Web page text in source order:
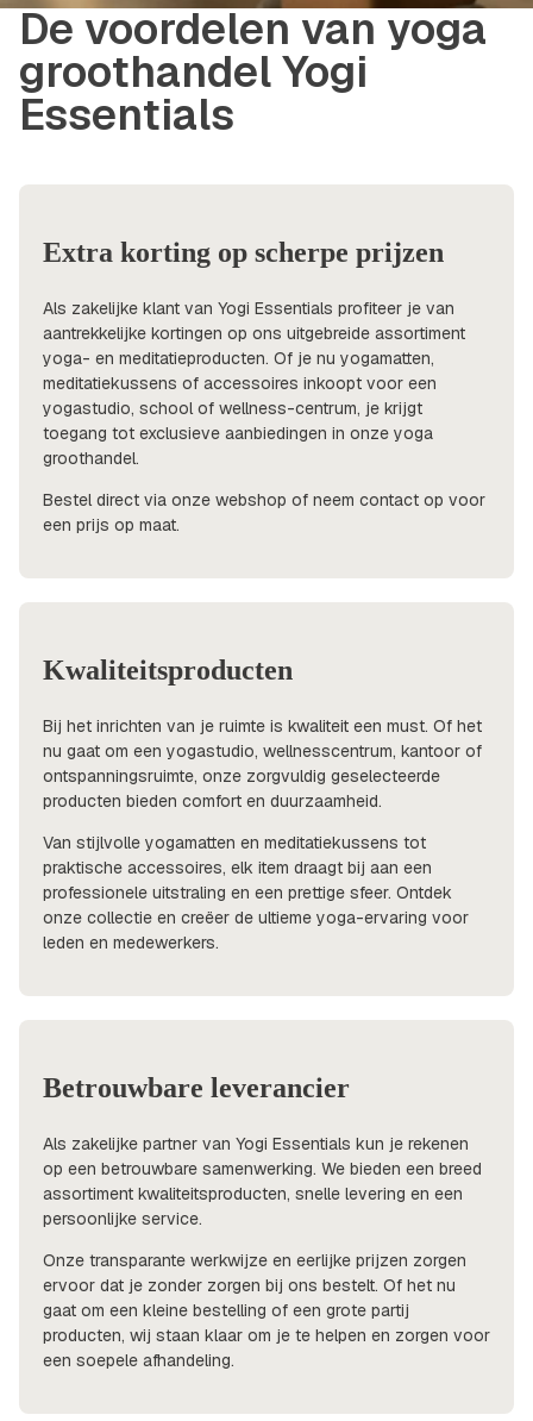
De voordelen van yoga
groothandel Yogi
Essentials
Extra korting op scherpe prijzen
Als zakelijke klant van Yogi Essentials profiteer je van
aantrekkelijke kortingen op ons uitgebreide assortiment
yoga- en meditatieproducten. Of je nu yogamatten,
meditatiekussens of accessoires inkoopt voor een
yogastudio, school of wellness-centrum, je krijgt
toegang tot exclusieve aanbiedingen in onze yoga
groothandel.
Bestel direct via onze webshop of neem contact op voor
een prijs op maat.
Kwaliteitsproducten
Bij het inrichten van je ruimte is kwaliteit een must. Of het
nu gaat om een yogastudio, wellnesscentrum, kantoor of
ontspanningsruimte, onze zorgvuldig geselecteerde
producten bieden comfort en duurzaamheid.
Van stijlvolle yogamatten en meditatiekussens tot
praktische accessoires, elk item draagt bij aan een
professionele uitstraling en een prettige sfeer. Ontdek
onze collectie en creëer de ultieme yoga-ervaring voor
leden en medewerkers.
Betrouwbare leverancier
Als zakelijke partner van Yogi Essentials kun je rekenen
op een betrouwbare samenwerking. We bieden een breed
assortiment kwaliteitsproducten, snelle levering en een
persoonlijke service.
Onze transparante werkwijze en eerlijke prijzen zorgen
ervoor dat je zonder zorgen bij ons bestelt. Of het nu
gaat om een kleine bestelling of een grote partij
producten, wij staan klaar om je te helpen en zorgen voor
een soepele afhandeling.